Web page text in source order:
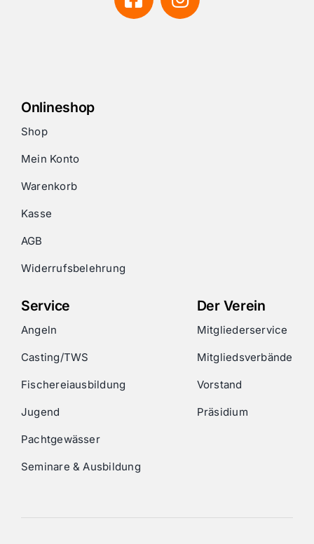
Onlineshop
Shop
Mein Konto
Warenkorb
Kasse
AGB
Widerrufsbelehrung
Service
Angeln
Casting/TWS
Fischereiausbildung
Jugend
Pachtgewässer
Seminare & Ausbildung
Der Verein
Mitgliederservice
Mitgliedsverbände
Vorstand
Präsidium